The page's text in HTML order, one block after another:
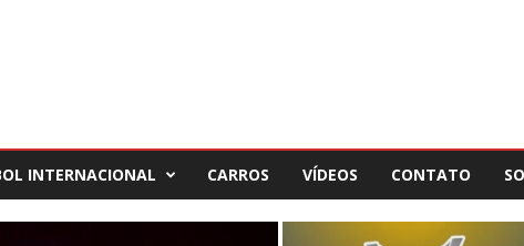
INTERNACIONAL CARROS VÍDEOS CONTATO